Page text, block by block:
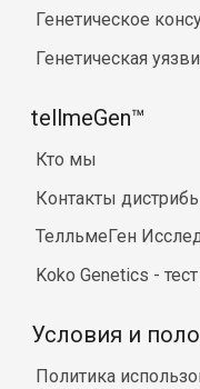
Генетическое
Генетическая
tellmeGen™
Кто мы
Контакты
ТелльмеГен
Koko Genetics -
Условия и
Политика